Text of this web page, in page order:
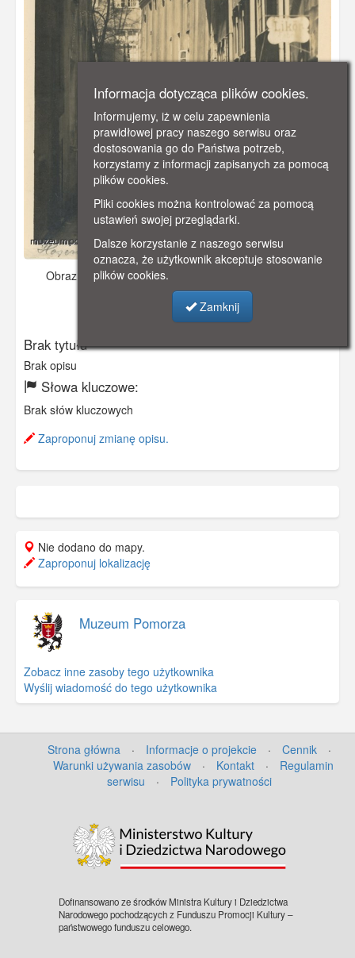
Obraz pochodzi z- data nieznana
Wyświetlono: 572
Brak tytułu
Brak opisu
Słowa kluczowe:
Brak słów kluczowych
Zaproponuj zmianę opisu.
Nie dodano do mapy.
Zaproponuj lokalizację
Muzeum Pomorza
Zobacz inne zasoby tego użytkownika
Wyślij wiadomość do tego użytkownika
Strona główna · Informacje o projekcie · Cennik
·
Warunki używania zasobów
· Kontakt ·
Regulamin
serwisu
· Polityka prywatności
Dofinansowano ze środków Ministra Kultury i Dziedzictwa
Narodowego pochodzących z Funduszu Promocji Kultury –
państwowego funduszu celowego.
Informacja dotycząca plików cookies.
Informujemy, iż w celu zapewnienia
prawidłowej pracy naszego serwisu oraz
dostosowania go do Państwa potrzeb,
korzystamy z informacji zapisanych za pomocą
plików cookies.
Pliki cookies można kontrolować za pomocą
ustawień swojej przeglądarki.
Dalsze korzystanie z naszego serwisu
oznacza, że użytkownik akceptuje stosowanie
plików cookies.
Zamknij